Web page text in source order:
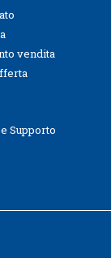
vendita
Supporto